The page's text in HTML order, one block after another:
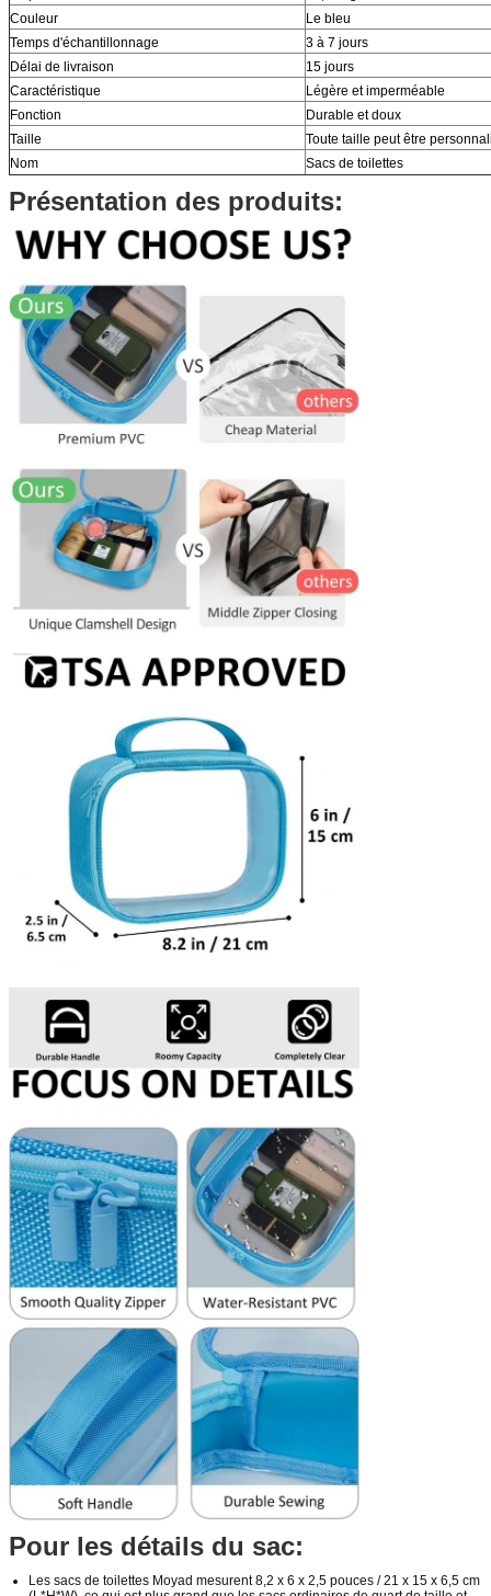
Couleur
Le bleu
Temps d'échantillonnage
3 à 7 jours
Délai de livraison
15 jours
Caractéristique
Légère et imperméable
Fonction
Durable et doux
Taille
Toute taille peut être
Nom
Sacs de toilettes
Présentation des produits:
Pour les détails du sac:
Les sacs de toilettes Moyad mesurent 8,2 x 6 x 2,5 pouces / 21 x 15 x 6,5 cm